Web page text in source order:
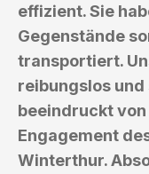
effizient. Sie
Gegenstände
transportiert.
reibungslos
beeindruckt
Engagement
Winterthur.